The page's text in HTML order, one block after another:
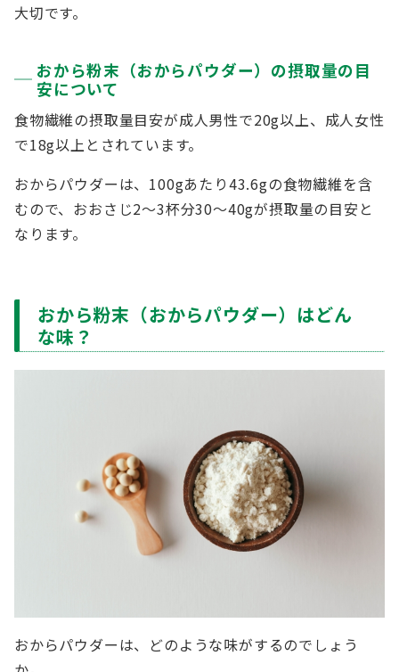
大切です。
おから粉末（おからパウダー）の摂取量の目
安について
食物繊維の摂取量目安が成人男性で20g以上、成人女性
で18g以上とされています。
おからパウダーは、100gあたり43.6gの食物繊維を含
むので、おおさじ2〜3杯分30〜40gが摂取量の目安と
なります。
おから粉末（おからパウダー）はどん
な味？
おからパウダーは、どのような味がするのでしょう